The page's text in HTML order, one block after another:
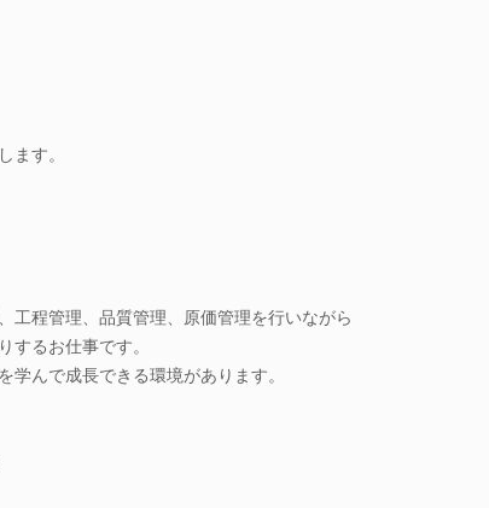
ます。
工程管理、品質管理、原価管理を行いながら
するお仕事です。
学んで成長できる環境があります。